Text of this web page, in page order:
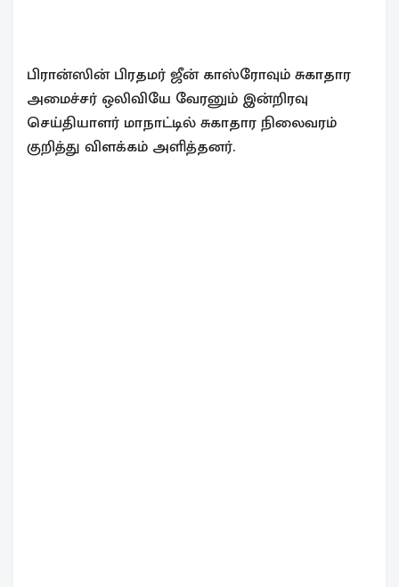
பிரான்ஸின் பிரதமர் ஜீன் காஸ்ரோவும் சுகாதார
அமைச்சர் ஒலிவியே வேரனும் இன்றிரவு
செய்தியாளர் மாநாட்டில் சுகாதார நிலைவரம்
குறித்து விளக்கம் அளித்தனர்.